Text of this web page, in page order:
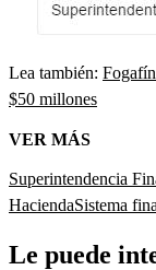
Lea también:
$50 millones
VER MÁS
Superintendencia
HaciendaSistema
Le puede